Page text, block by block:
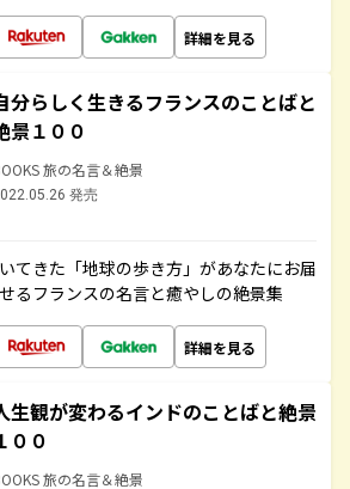
詳細を見る
分らしく生きるフランスのことばと
景１００
旅の名言＆絶景
発売
てきた「地球の歩き方」があなたにお届
るフランスの名言と癒やしの絶景集
詳細を見る
生観が変わるインドのことばと絶景
００
旅の名言＆絶景